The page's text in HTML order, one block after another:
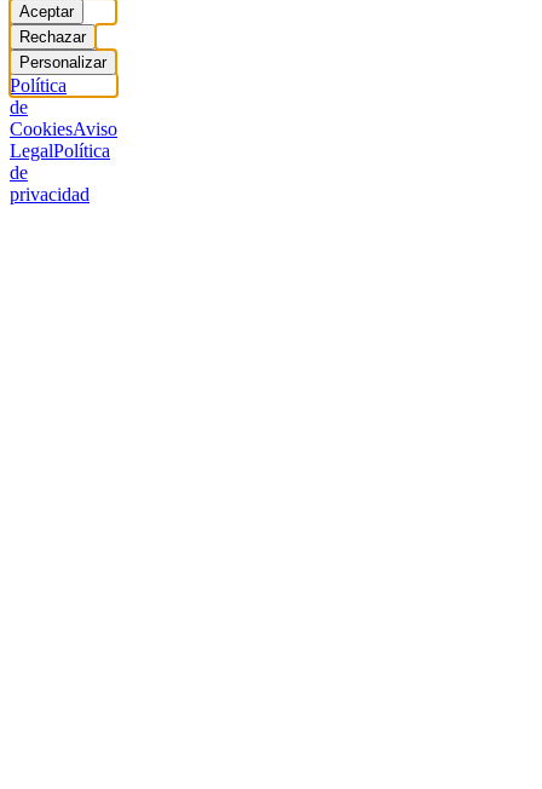
Aceptar
Rechazar
Personalizar
Política
de
CookiesAviso
LegalPolítica
de
privacidad